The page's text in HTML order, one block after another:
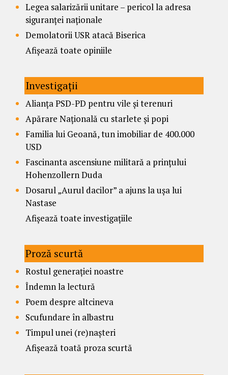
Legea salarizării unitare – pericol la adresa
siguranței naționale
Demolatorii USR atacă Biserica
Afișează toate opiniile
Investigații
Alianța PSD-PD pentru vile și terenuri
Apărare Națională cu starlete și popi
Familia lui Geoană, tun imobiliar de 400.000
USD
Fascinanta ascensiune militară a prințului
Hohenzollern Duda
Dosarul „Aurul dacilor” a ajuns la ușa lui
Nastase
Afișează toate investigațiile
Proză scurtă
Rostul generației noastre
Îndemn la lectură
Poem despre altcineva
Scufundare în albastru
Timpul unei (re)nașteri
Afișează toată proza scurtă